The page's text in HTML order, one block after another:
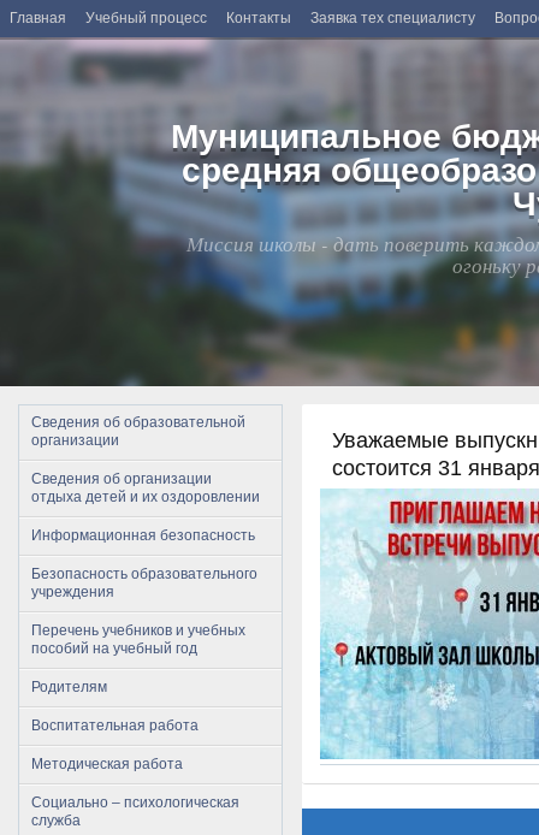
Главная Учебный процесс Контакты Заявка тех специалисту
Муниципальное
средняя
Миссия школы - дать поверить
огоньку
Сведения об образовательной
организации
Сведения об организации
отдыха детей и их оздоровлении
Информационная безопасность
Безопасность образовательного
учреждения
Перечень учебников и учебных
пособий на учебный год
Родителям
Воспитательная работа
Методическая работа
Социально – психологическая
служба
Уважаемые
состоится 31